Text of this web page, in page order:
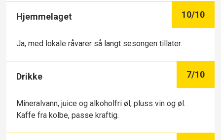
Hjemmelaget 10/10
Ja, med lokale råvarer så langt sesongen tillater.
Drikke 7/10
Mineralvann, juice og alkoholfri øl, pluss vin og øl.
Kaffe fra kolbe, passe kraftig.